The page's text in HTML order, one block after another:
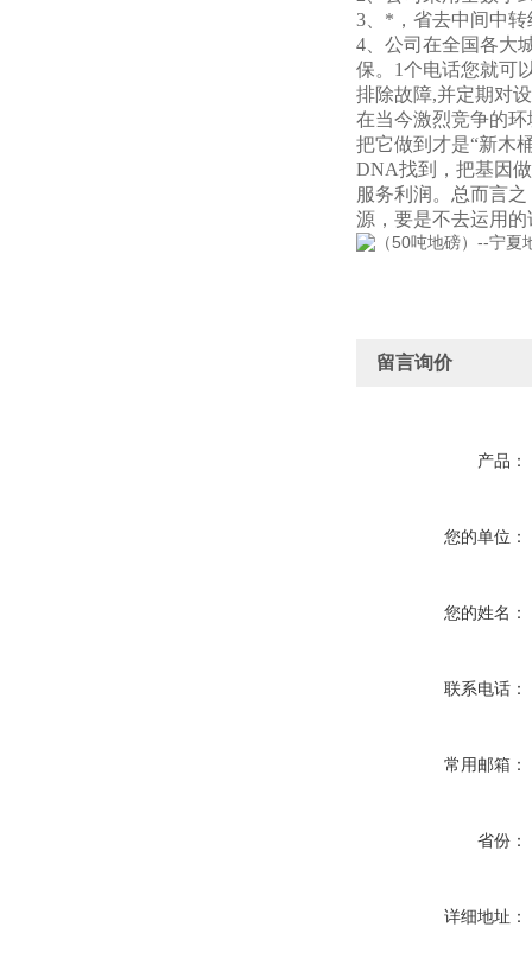
3、*，省去中间中
4、公司在全国各大
保。 1个电话您就可
排除故障,并定期对
在当今激烈竞争的
把它做到才是“新木
DNA找到，把基因
服务利润。总而言
源，要是不去运用
留言询价
产品：
您的单位：
您的姓名：
联系电话：
常用邮箱：
省份：
详细地址：